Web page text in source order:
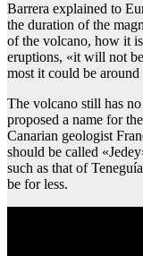
Barrera explained to
the duration of the
of the volcano, how it
eruptions, «it will not
most it could be around
The volcano still has
proposed a name for
Canarian geologist
should be called
such as that of
be for less.